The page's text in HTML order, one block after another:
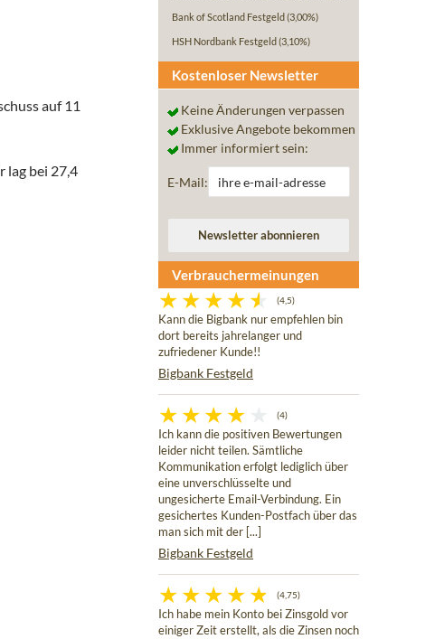
auf 11
lag bei 27,4
Bank of Scotland Festgeld (3,00%)
HSH Nordbank Festgeld (3,10%)
Kostenloser Newsletter
Keine Änderungen verpassen
Exklusive Angebote bekommen
Immer informiert sein:
E-Mail:
Verbrauchermeinungen
(4,5)
Kann die Bigbank nur empfehlen bin
dort bereits jahrelanger und
zufriedener Kunde!!
Bigbank Festgeld
(4)
Ich kann die positiven Bewertungen
leider nicht teilen. Sämtliche
Kommunikation erfolgt lediglich über
eine unverschlüsselte und
ungesicherte Email-Verbindung. Ein
gesichertes Kunden-Postfach über das
man sich mit der [...]
Bigbank Festgeld
(4,75)
Ich habe mein Konto bei Zinsgold vor
einiger Zeit erstellt, als die Zinsen noch